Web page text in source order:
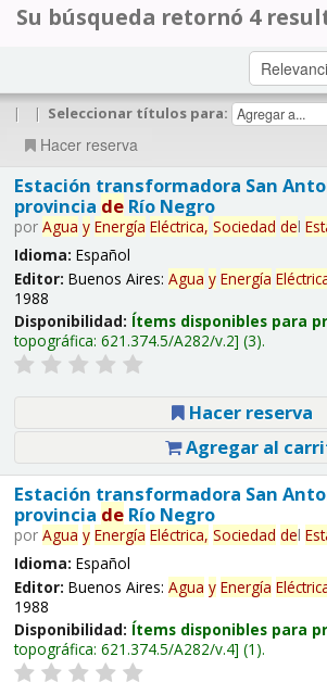
Su búsqueda retornó 4
| | Seleccionar títulos para:
Hacer reserva
Estación transformadora San
provincia deRío Negro
por Agua y Energía Eléctrica, Sociedad del
Idioma: Español
Editor: Buenos Aires: Agua y Energía
1988
Disponibilidad: Ítems disponibles para
topográfica: 621.374.5/A282/v.2 (3).
Hacer reserva
Agregar al
Estación transformadora San
provincia deRío Negro
por Agua y Energía Eléctrica, Sociedad del
Idioma: Español
Editor: Buenos Aires: Agua y Energía
1988
Disponibilidad: Ítems disponibles para
topográfica: 621.374.5/A282/v.4 (1).